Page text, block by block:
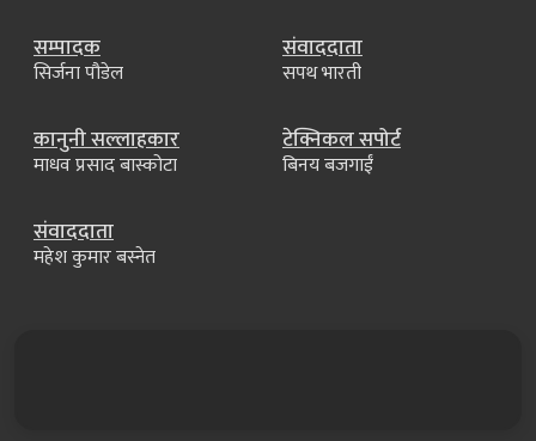
सम्पादक
सिर्जना पौडेल
संवाददाता
सपथ भारती
कानुनी सल्लाहकार
माधव प्रसाद बास्कोटा
टेक्निकल सपोर्ट
बिनय बजगाईं
संवाददाता
महेश कुमार बस्नेत